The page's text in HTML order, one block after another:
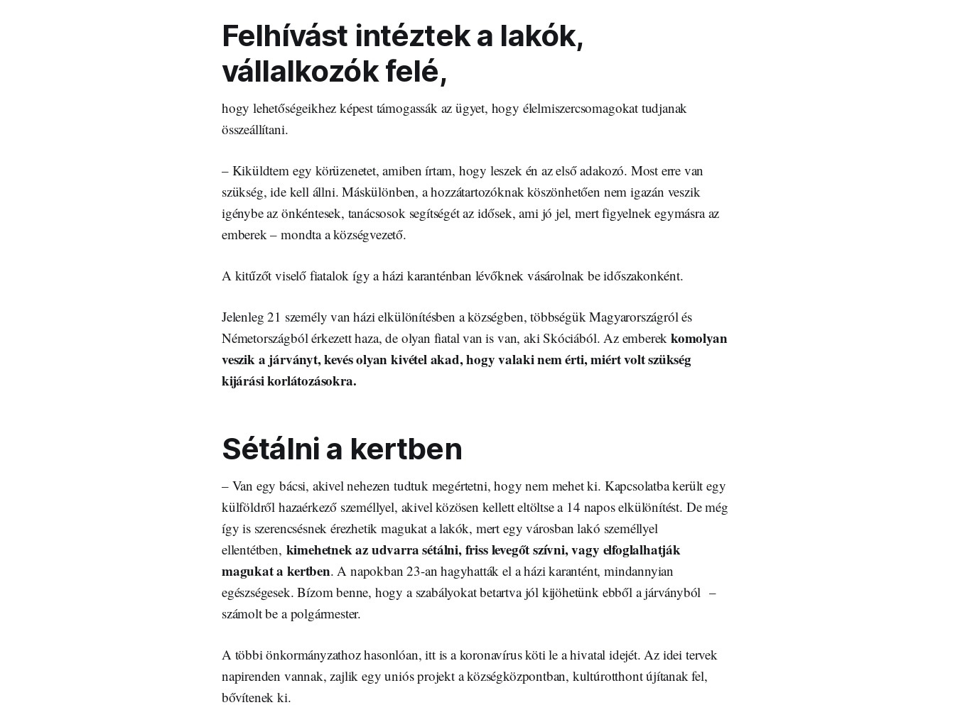
Felhívást intéztek a lakók,
vállalkozók felé,
hogy lehetőségeikhez képest támogassák az ügyet, hogy élelmiszercsomagokat tudjanak
összeállítani.
– Kiküldtem egy körüzenetet, amiben írtam, hogy leszek én az első adakozó. Most erre van
szükség, ide kell állni. Máskülönben, a hozzátartozóknak köszönhetően nem igazán veszik
igénybe az önkéntesek, tanácsosok segítségét az idősek, ami jó jel, mert figyelnek egymásra az
emberek – mondta a községvezető.
A kitűzőt viselő fiatalok így a házi karanténban lévőknek vásárolnak be időszakonként.
Jelenleg 21 személy van házi elkülönítésben a községben, többségük Magyarországról és
Németországból érkezett haza, de olyan fiatal van is van, aki Skóciából. Az emberekkomolyan
veszik a járványt, kevés olyan kivétel akad, hogy valaki nem érti, miért volt szükség
kijárási korlátozásokra.
Sétálni a kertben
– Van egy bácsi, akivel nehezen tudtuk megértetni, hogy nem mehet ki. Kapcsolatba került egy
külföldről hazaérkező személlyel, akivel közösen kellett eltöltse a 14 napos elkülönítést. De még
így is szerencsésnek érezhetik magukat a lakók, mert egy városban lakó személlyel
ellentétben, kimehetnek az udvarra sétálni, friss levegőt szívni, vagy elfoglalhatják
magukat a kertben. A napokban 23-an hagyhatták el a házi karantént, mindannyian
egészségesek. Bízom benne, hogy a szabályokat betartva jól kijöhetünk ebből a járványból –
számolt be a polgármester.
A többi önkormányzathoz hasonlóan, itt is a koronavírus köti le a hivatal idejét. Az idei tervek
napirenden vannak, zajlik egy uniós projekt a községközpontban, kultúrotthont újítanak fel,
bővítenek ki.